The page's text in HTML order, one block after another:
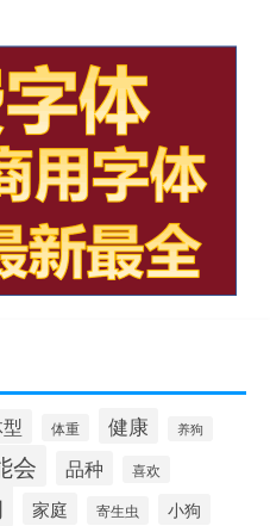
体重 健康 养狗
会 品种 喜欢
家庭 寄生虫 小狗